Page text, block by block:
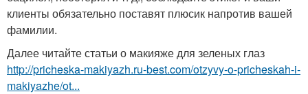
клиенты обязательно поставят плюсик напротив вашей
фамилии.
Далее читайте статьи о макияже для зеленых глаз
http://pricheska-makiyazh.ru-best.com/otzyvy-o-pricheskah-i-
makiyazhe/ot...